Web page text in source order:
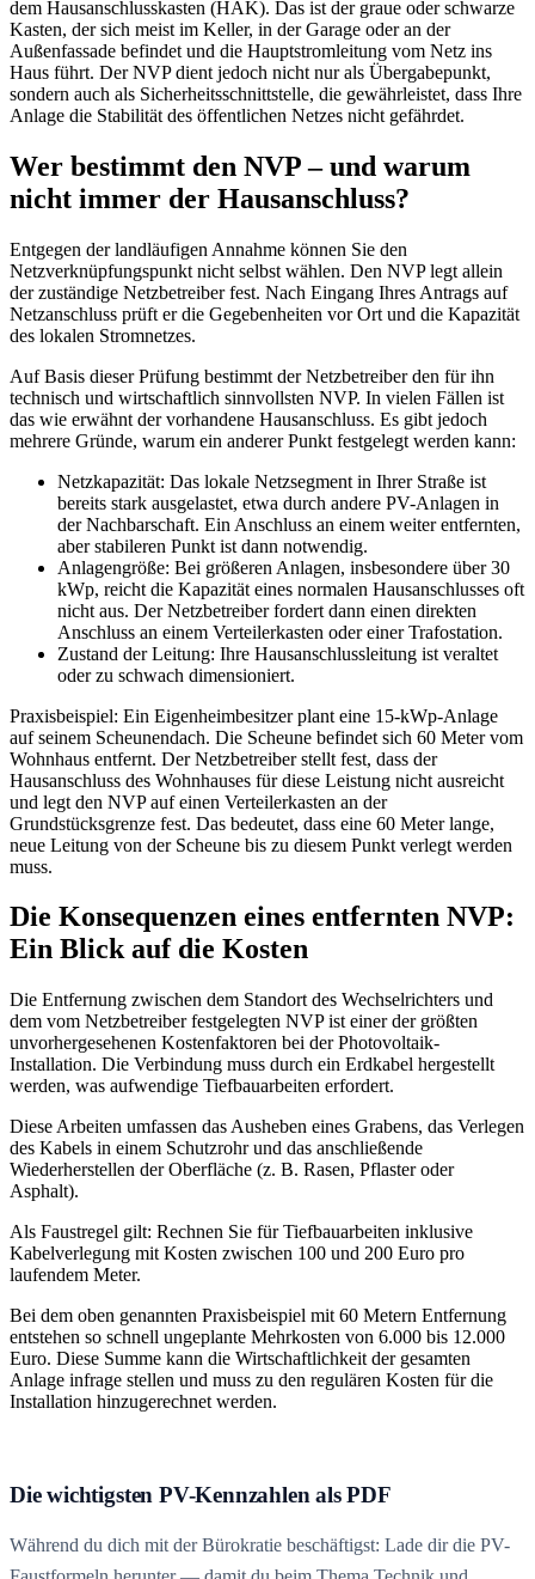
dem Hausanschlusskasten (HAK). Das ist der graue oder schwarze
Kasten, der sich meist im Keller, in der Garage oder an der
Außenfassade befindet und die Hauptstromleitung vom Netz ins
Haus führt. Der NVP dient jedoch nicht nur als Übergabepunkt,
sondern auch als Sicherheitsschnittstelle, die gewährleistet, dass Ihre
Anlage die Stabilität des öffentlichen Netzes nicht gefährdet.
Wer bestimmt den NVP – und warum
nicht immer der Hausanschluss?
Entgegen der landläufigen Annahme können Sie den
Netzverknüpfungspunkt nicht selbst wählen. Den NVP legt allein
der zuständige Netzbetreiber fest. Nach Eingang Ihres Antrags auf
Netzanschluss prüft er die Gegebenheiten vor Ort und die Kapazität
des lokalen Stromnetzes.
Auf Basis dieser Prüfung bestimmt der Netzbetreiber den für ihn
technisch und wirtschaftlich sinnvollsten NVP. In vielen Fällen ist
das wie erwähnt der vorhandene Hausanschluss. Es gibt jedoch
mehrere Gründe, warum ein anderer Punkt festgelegt werden kann:
Netzkapazität: Das lokale Netzsegment in Ihrer Straße ist
bereits stark ausgelastet, etwa durch andere PV-Anlagen in
der Nachbarschaft. Ein Anschluss an einem weiter entfernten,
aber stabileren Punkt ist dann notwendig.
Anlagengröße: Bei größeren Anlagen, insbesondere über 30
kWp, reicht die Kapazität eines normalen Hausanschlusses oft
nicht aus. Der Netzbetreiber fordert dann einen direkten
Anschluss an einem Verteilerkasten oder einer Trafostation.
Zustand der Leitung: Ihre Hausanschlussleitung ist veraltet
oder zu schwach dimensioniert.
Praxisbeispiel: Ein Eigenheimbesitzer plant eine 15-kWp-Anlage
auf seinem Scheunendach. Die Scheune befindet sich 60 Meter vom
Wohnhaus entfernt. Der Netzbetreiber stellt fest, dass der
Hausanschluss des Wohnhauses für diese Leistung nicht ausreicht
und legt den NVP auf einen Verteilerkasten an der
Grundstücksgrenze fest. Das bedeutet, dass eine 60 Meter lange,
neue Leitung von der Scheune bis zu diesem Punkt verlegt werden
muss.
Die Konsequenzen eines entfernten NVP:
Ein Blick auf die Kosten
Die Entfernung zwischen dem Standort des Wechselrichters und
dem vom Netzbetreiber festgelegten NVP ist einer der größten
unvorhergesehenen Kostenfaktoren bei der Photovoltaik-
Installation. Die Verbindung muss durch ein Erdkabel hergestellt
werden, was aufwendige Tiefbauarbeiten erfordert.
Diese Arbeiten umfassen das Ausheben eines Grabens, das Verlegen
des Kabels in einem Schutzrohr und das anschließende
Wiederherstellen der Oberfläche (z. B. Rasen, Pflaster oder
Asphalt).
Als Faustregel gilt: Rechnen Sie für Tiefbauarbeiten inklusive
Kabelverlegung mit Kosten zwischen 100 und 200 Euro pro
laufendem Meter.
Bei dem oben genannten Praxisbeispiel mit 60 Metern Entfernung
entstehen so schnell ungeplante Mehrkosten von 6.000 bis 12.000
Euro. Diese Summe kann die Wirtschaftlichkeit der gesamten
Anlage infrage stellen und muss zu den regulären Kosten für die
Installation hinzugerechnet werden.
Die wichtigsten PV-Kennzahlen als PDF
Während du dich mit der Bürokratie beschäftigst: Lade dir die PV-